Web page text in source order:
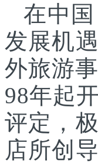
在中
发展机
外旅游
98年起
评定，
店所创